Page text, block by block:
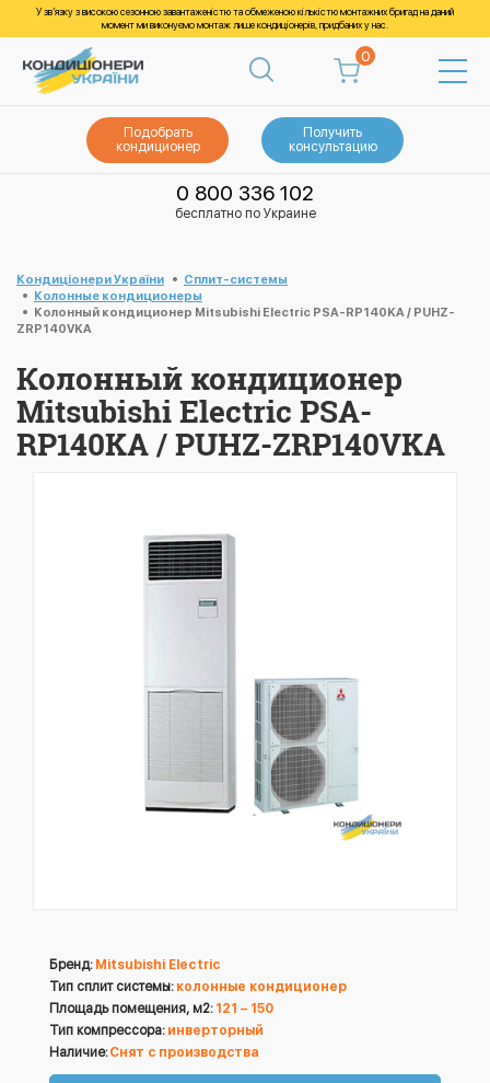
У зв’язку з високою сезонною завантаженістю та обмеженою кількістю монтажних бригад на даний
момент ми виконуємо монтаж лише кондиціонерів, придбаних у нас.
0
Подобрать
кондиционер
Получить
консультацию
0 800 336 102
бесплатно по Украине
Кондиціонери України
Cплит-системы
Колонные кондиционеры
Колонный кондиционер Mitsubishi Electric PSA-RP140KA / PUHZ-
ZRP140VKA
Колонный кондиционер
Mitsubishi Electric PSA-
RP140KA / PUHZ-ZRP140VKA
Бренд: Mitsubishi Electric
Тип сплит системы: колонные кондиционер
Площадь помещения, м2: 121 – 150
Тип компрессора: инверторный
Наличие:Снят с производства